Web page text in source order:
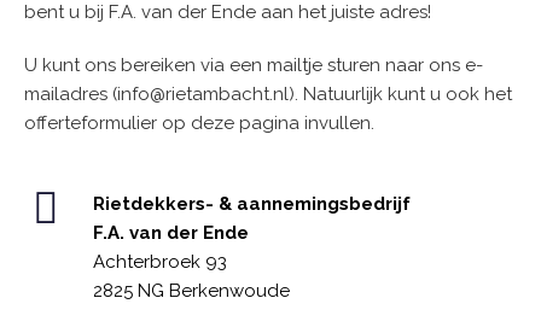
bent u bij F.A. van der Ende aan het juiste adres!
U kunt ons bereiken via een mailtje sturen naar ons e-
mailadres (info@rietambacht.nl). Natuurlijk kunt u ook het
offerteformulier op deze pagina invullen.
Rietdekkers- & aannemingsbedrijf
F.A. van der Ende
Achterbroek 93
2825 NG Berkenwoude